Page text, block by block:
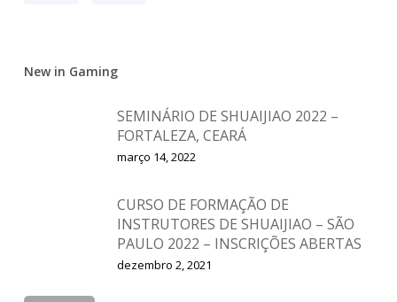
New in Gaming
SEMINÁRIO DE SHUAIJIAO 2022 –
FORTALEZA, CEARÁ
março 14, 2022
CURSO DE FORMAÇÃO DE
INSTRUTORES DE SHUAIJIAO – SÃO
PAULO 2022 – INSCRIÇÕES ABERTAS
dezembro 2, 2021